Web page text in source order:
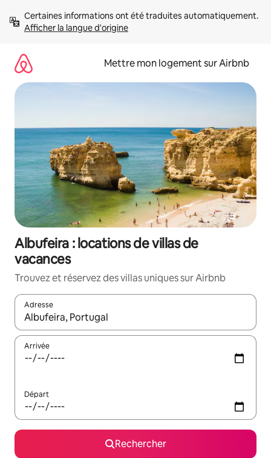
directement
Afficher la langue d'origine
Mettre mon logement sur Airbnb
Albufeira : locations de villas de
vacances
Trouvez et réservez des villas uniques sur Airbnb
Adresse
Lorsque les résultats s'affichent, utilisez les flèches vers le
Arrivée
Départ
Rechercher